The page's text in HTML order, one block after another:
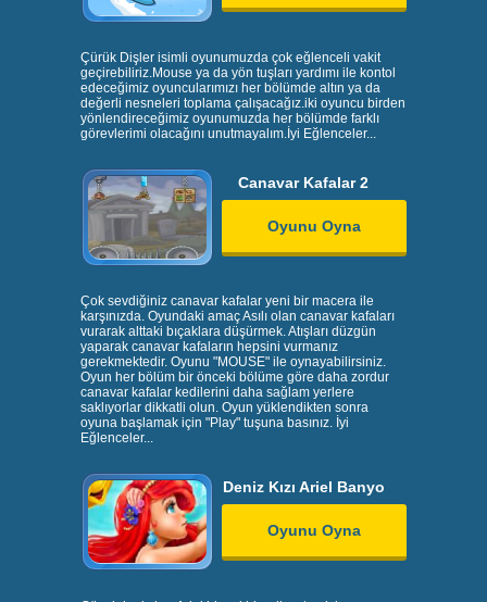
Çürük Dişler isimli oyunumuzda çok eğlenceli vakit
geçirebiliriz.Mouse ya da yön tuşları yardımı ile kontol
edeceğimiz oyuncularımızı her bölümde altın ya da
değerli nesneleri toplama çalışacağız.iki oyuncu birden
yönlendireceğimiz oyunumuzda her bölümde farklı
görevlerimi olacağını unutmayalım.İyi Eğlenceler...
Canavar Kafalar 2
Oyunu Oyna
Çok sevdiğiniz canavar kafalar yeni bir macera ile
karşınızda. Oyundaki amaç Asılı olan canavar kafaları
vurarak alttaki bıçaklara düşürmek. Atışları düzgün
yaparak canavar kafaların hepsini vurmanız
gerekmektedir. Oyunu "MOUSE" ile oynayabilirsiniz.
Oyun her bölüm bir önceki bölüme göre daha zordur
canavar kafalar kedilerini daha sağlam yerlere
saklıyorlar dikkatli olun. Oyun yüklendikten sonra
oyuna başlamak için "Play" tuşuna basınız. İyi
Eğlenceler...
Deniz Kızı Ariel Banyo
Oyunu Oyna